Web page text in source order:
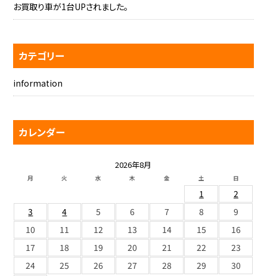
お買取り車が1台UPされました。
カテゴリー
information
カレンダー
2026年8月
月 火 水 木 金 土 日
1
2
3
4 5 6 7 8
9
10
11 12 13 14 15
16
17
18 19 20 21 22
23
24
25 26 27 28 29
30